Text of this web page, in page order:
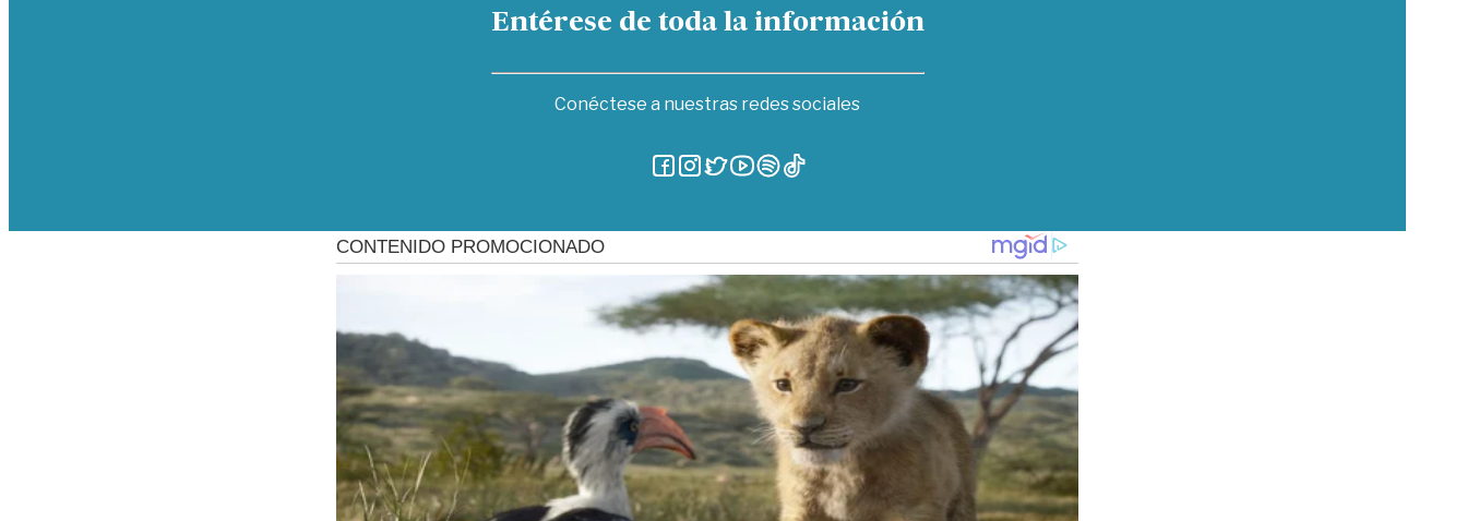
Entérese de toda la información
Conéctese a nuestras redes sociales